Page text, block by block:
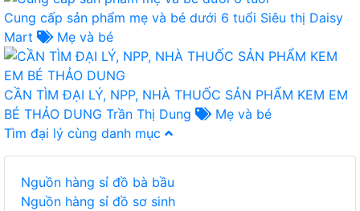
Cung cấp sản phẩm mẹ và bé dưới 6 tuổi Siêu thị Daisy
Mart
Mẹ và bé
CẦN TÌM ĐẠI LÝ, NPP, NHÀ THUỐC SẢN PHẨM KEM EM
BÉ THẢO DUNG Trần Thị Dung
Mẹ và bé
Tìm đại lý cùng danh mục
Nguồn hàng sỉ đồ bà bầu
Nguồn hàng sỉ đồ sơ sinh